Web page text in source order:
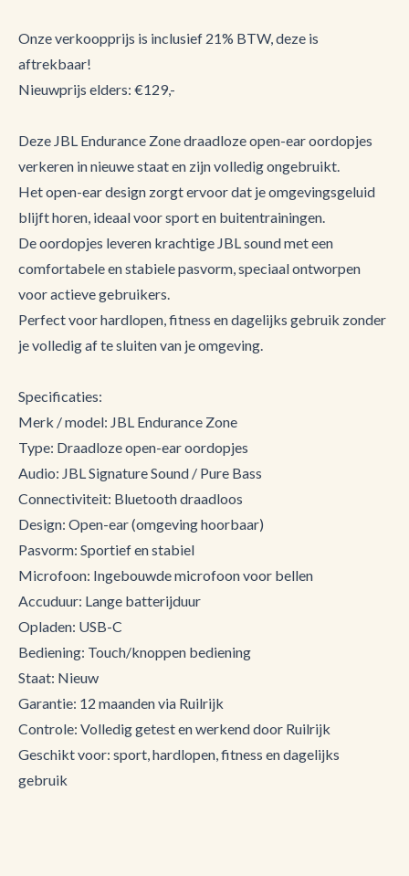
Onze verkoopprijs is inclusief 21% BTW, deze is
aftrekbaar!
Nieuwprijs elders: €129,-
Deze JBL Endurance Zone draadloze open-ear oordopjes
verkeren in nieuwe staat en zijn volledig ongebruikt.
Het open-ear design zorgt ervoor dat je omgevingsgeluid
blijft horen, ideaal voor sport en buitentrainingen.
De oordopjes leveren krachtige JBL sound met een
comfortabele en stabiele pasvorm, speciaal ontworpen
voor actieve gebruikers.
Perfect voor hardlopen, fitness en dagelijks gebruik zonder
je volledig af te sluiten van je omgeving.
Specificaties:
Merk / model: JBL Endurance Zone
Type: Draadloze open-ear oordopjes
Audio: JBL Signature Sound / Pure Bass
Connectiviteit: Bluetooth draadloos
Design: Open-ear (omgeving hoorbaar)
Pasvorm: Sportief en stabiel
Microfoon: Ingebouwde microfoon voor bellen
Accuduur: Lange batterijduur
Opladen: USB-C
Bediening: Touch/knoppen bediening
Staat: Nieuw
Garantie: 12 maanden via Ruilrijk
Controle: Volledig getest en werkend door Ruilrijk
Geschikt voor: sport, hardlopen, fitness en dagelijks
gebruik